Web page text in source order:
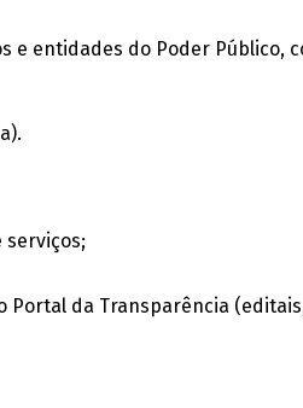
e entidades do Poder Público,
serviços;
da Transparência